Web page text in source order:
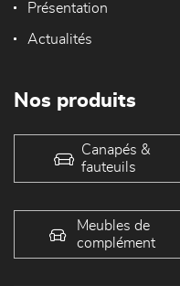
Présentation
Actualités
Nos produits
Canapés &
fauteuils
Meubles de
complément